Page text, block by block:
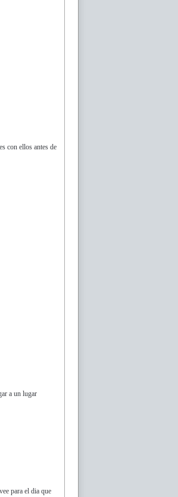
con ellos antes de
a un lugar
para el dia que